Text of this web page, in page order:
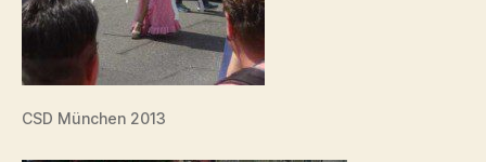
CSD München 2013